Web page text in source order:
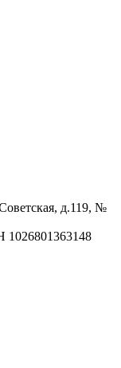
д.119, №